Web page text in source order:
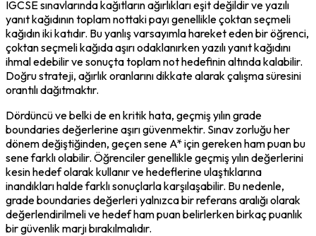
IGCSE sınavlarında kağıtların ağırlıkları eşit değildir ve yazılı
yanıt kağıdının toplam nottaki payı genellikle çoktan seçmeli
kağıdın iki katıdır. Bu yanlış varsayımla hareket eden bir öğrenci,
çoktan seçmeli kağıda aşırı odaklanırken yazılı yanıt kağıdını
ihmal edebilir ve sonuçta toplam not hedefinin altında kalabilir.
Doğru strateji, ağırlık oranlarını dikkate alarak çalışma süresini
orantılı dağıtmaktır.
Dördüncü ve belki de en kritik hata, geçmiş yılın grade
boundaries değerlerine aşırı güvenmektir. Sınav zorluğu her
dönem değiştiğinden, geçen sene A* için gereken ham puan bu
sene farklı olabilir. Öğrenciler genellikle geçmiş yılın değerlerini
kesin hedef olarak kullanır ve hedeflerine ulaştıklarına
inandıkları halde farklı sonuçlarla karşılaşabilir. Bu nedenle,
grade boundaries değerleri yalnızca bir referans aralığı olarak
değerlendirilmeli ve hedef ham puan belirlerken birkaç puanlık
bir güvenlik marjı bırakılmalıdır.